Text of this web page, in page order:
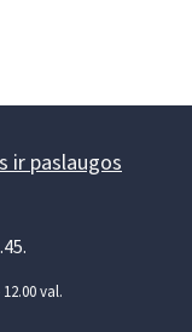
ir paslaugos
val.